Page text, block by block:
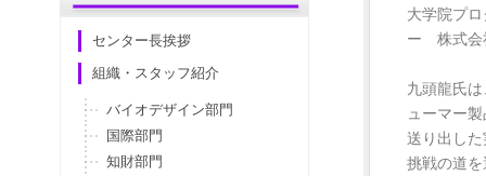
大学院プ
ー 株式会
九頭龍氏
ューマー
送り出し
挑戦の道
センター長挨拶
組織・スタッフ紹介
バイオデザイン部門
国際部門
知財部門